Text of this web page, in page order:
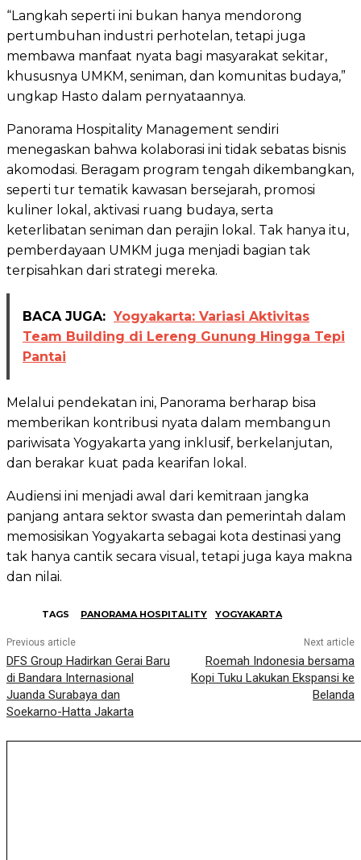
“Langkah seperti ini bukan hanya mendorong
pertumbuhan industri perhotelan, tetapi juga
membawa manfaat nyata bagi masyarakat sekitar,
khususnya UMKM, seniman, dan komunitas budaya,”
ungkap Hasto dalam pernyataannya.
Panorama Hospitality Management sendiri
menegaskan bahwa kolaborasi ini tidak sebatas bisnis
akomodasi. Beragam program tengah dikembangkan,
seperti tur tematik kawasan bersejarah, promosi
kuliner lokal, aktivasi ruang budaya, serta
keterlibatan seniman dan perajin lokal. Tak hanya itu,
pemberdayaan UMKM juga menjadi bagian tak
terpisahkan dari strategi mereka.
BACA JUGA: Yogyakarta: Variasi Aktivitas
Team Building di Lereng Gunung Hingga Tepi
Pantai
Melalui pendekatan ini, Panorama berharap bisa
memberikan kontribusi nyata dalam membangun
pariwisata Yogyakarta yang inklusif, berkelanjutan,
dan berakar kuat pada kearifan lokal.
Audiensi ini menjadi awal dari kemitraan jangka
panjang antara sektor swasta dan pemerintah dalam
memosisikan Yogyakarta sebagai kota destinasi yang
tak hanya cantik secara visual, tetapi juga kaya makna
dan nilai.
TAGS PANORAMA HOSPITALITY YOGYAKARTA
Previous article
DFS Group Hadirkan Gerai Baru
di Bandara Internasional
Juanda Surabaya dan
Soekarno-Hatta Jakarta
Next article
Roemah Indonesia bersama
Kopi Tuku Lakukan Ekspansi ke
Belanda